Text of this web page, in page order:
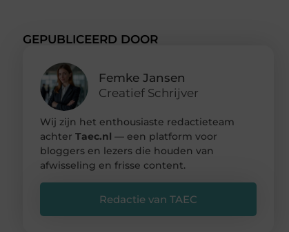
GEPUBLICEERD DOOR
Femke Jansen
Creatief Schrijver
Wij zijn het enthousiaste redactieteam
achter Taec.nl — een platform voor
bloggers en lezers die houden van
afwisseling en frisse content.
Redactie van TAEC